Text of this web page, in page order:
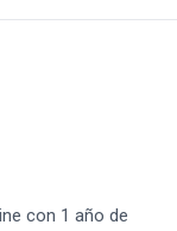
con 1 año de